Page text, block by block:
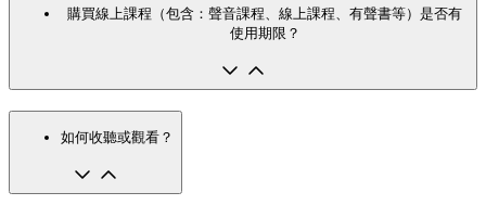
購買線上課程（包含：聲音課程、線上課程、有聲書等）是否有
使用期限？
如何收聽或觀看？